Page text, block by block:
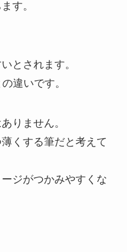
す。
とされます。
違いです。
りません。
くする筆だと考えて
ジがつかみやすくな